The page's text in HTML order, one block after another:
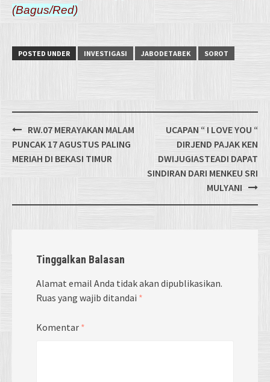
(Bagus/Red)
POSTED UNDER INVESTIGASI JABODETABEK SOROT
Post
navigation
RW.07 MERAYAKAN MALAM
PUNCAK 17 AGUSTUS PALING
MERIAH DI BEKASI TIMUR
UCAPAN “ I LOVE YOU “
DIRJEND PAJAK KEN
DWIJUGIASTEADI DAPAT
SINDIRAN DARI MENKEU SRI
MULYANI
Tinggalkan Balasan
Alamat email Anda tidak akan dipublikasikan.
Ruas yang wajib ditandai *
Komentar *